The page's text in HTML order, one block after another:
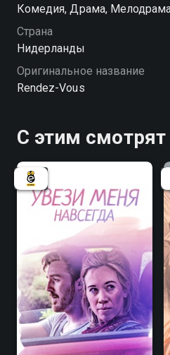
Мишелем. Постепенно её
контроля, и мечта о
земле превращается в
Комедия, Драма,
Страна
Нидерланды
Оригинальное название
Rendez-Vous
С этим смотрят